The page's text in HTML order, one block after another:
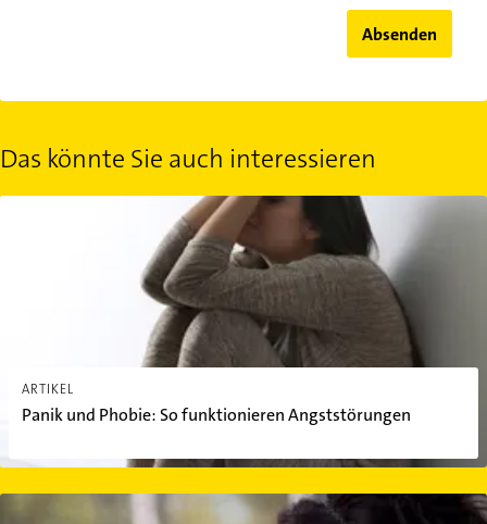
Absenden
Das könnte Sie auch interessieren
ARTIKEL
Panik und Phobie: So funktionieren Angststörungen
Panik und Phobie: So funktionieren Angststörungen
Was ist Borderline? Symptome der Persönlichkeitsstörung